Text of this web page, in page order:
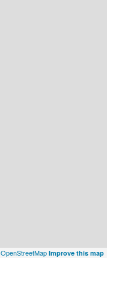
OpenStreetMap Improve this map